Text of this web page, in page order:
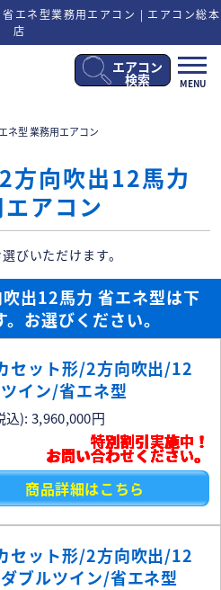
エネ型業務用エアコン | エアコン総本
店
メ
ニ
MENU
エアコン
検索
ネ型 業務用エアコン
方向吹出12馬力
アコン
びいただけます。
出12馬力 省エネ型は下
お選びください。
セット形/2方向吹出/12
イン/省エネ型
込): 3,960,000円
特別割引実施中！
お問い合わせください。
商品詳細はこちら
セット形/2方向吹出/12
ブルツイン/省エネ型